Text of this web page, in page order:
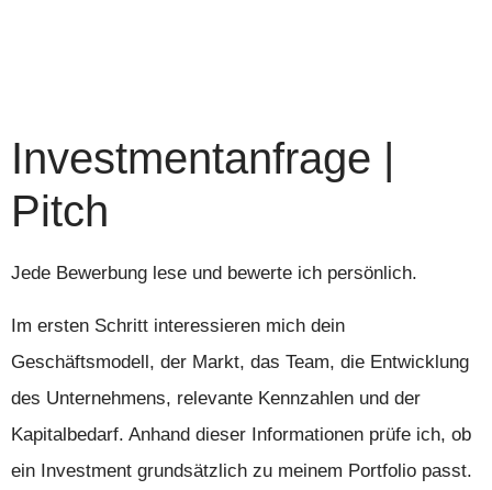
Investmentanfrage |
Pitch
Jede Bewerbung lese und bewerte ich persönlich.
Im ersten Schritt interessieren mich dein
Geschäftsmodell, der Markt, das Team, die Entwicklung
des Unternehmens, relevante Kennzahlen und der
Kapitalbedarf. Anhand dieser Informationen prüfe ich, ob
ein Investment grundsätzlich zu meinem Portfolio passt.